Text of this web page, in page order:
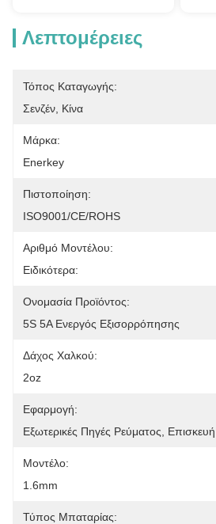
Λεπτομέρειες
Τόπος Καταγωγής:
Σενζέν, Κίνα
Μάρκα:
Enerkey
Πιστοποίηση:
ISO9001/CE/ROHS
Αριθμό Μοντέλου:
Ειδικότερα:
Ονομασία Προϊόντος:
5S 5A Ενεργός Εξισορρόπησης
Δάχος Χαλκού:
2oz
Εφαρμογή:
Εξωτερικές Πηγές Ρεύματος,
Μοντέλο:
1.6mm
Τύπος Μπαταρίας: